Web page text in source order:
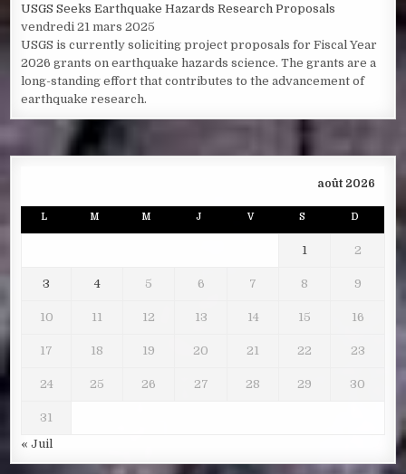
USGS Seeks Earthquake Hazards Research Proposals
vendredi 21 mars 2025
USGS is currently soliciting project proposals for Fiscal Year
2026 grants on earthquake hazards science. The grants are a
long-standing effort that contributes to the advancement of
earthquake research.
août 2026
L M M J V S D
1 2
3 4 5 6 7 8 9
10 11 12 13 14 15 16
17 18 19 20 21 22 23
24 25 26 27 28 29 30
31
« Juil